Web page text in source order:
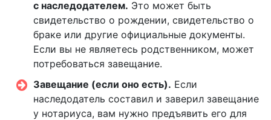
с наследодателем. Это может быть
свидетельство о рождении, свидетельство о
браке или другие официальные документы.
Если вы не являетесь родственником, может
потребоваться завещание.
Завещание (если оно есть). Если
наследодатель составил и заверил завещание
у нотариуса, вам нужно предъявить его для